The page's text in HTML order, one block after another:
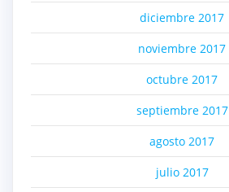
diciembre 2017
noviembre 2017
octubre 2017
septiembre 2017
agosto 2017
julio 2017